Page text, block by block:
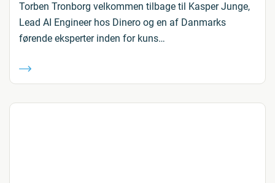
Torben Tronborg velkommen tilbage til Kasper Junge,
Lead AI Engineer hos Dinero og en af Danmarks
førende eksperter inden for kuns…